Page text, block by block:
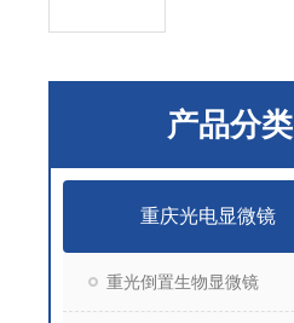
产品分类
重庆光电显微镜
重光倒置生物显微镜